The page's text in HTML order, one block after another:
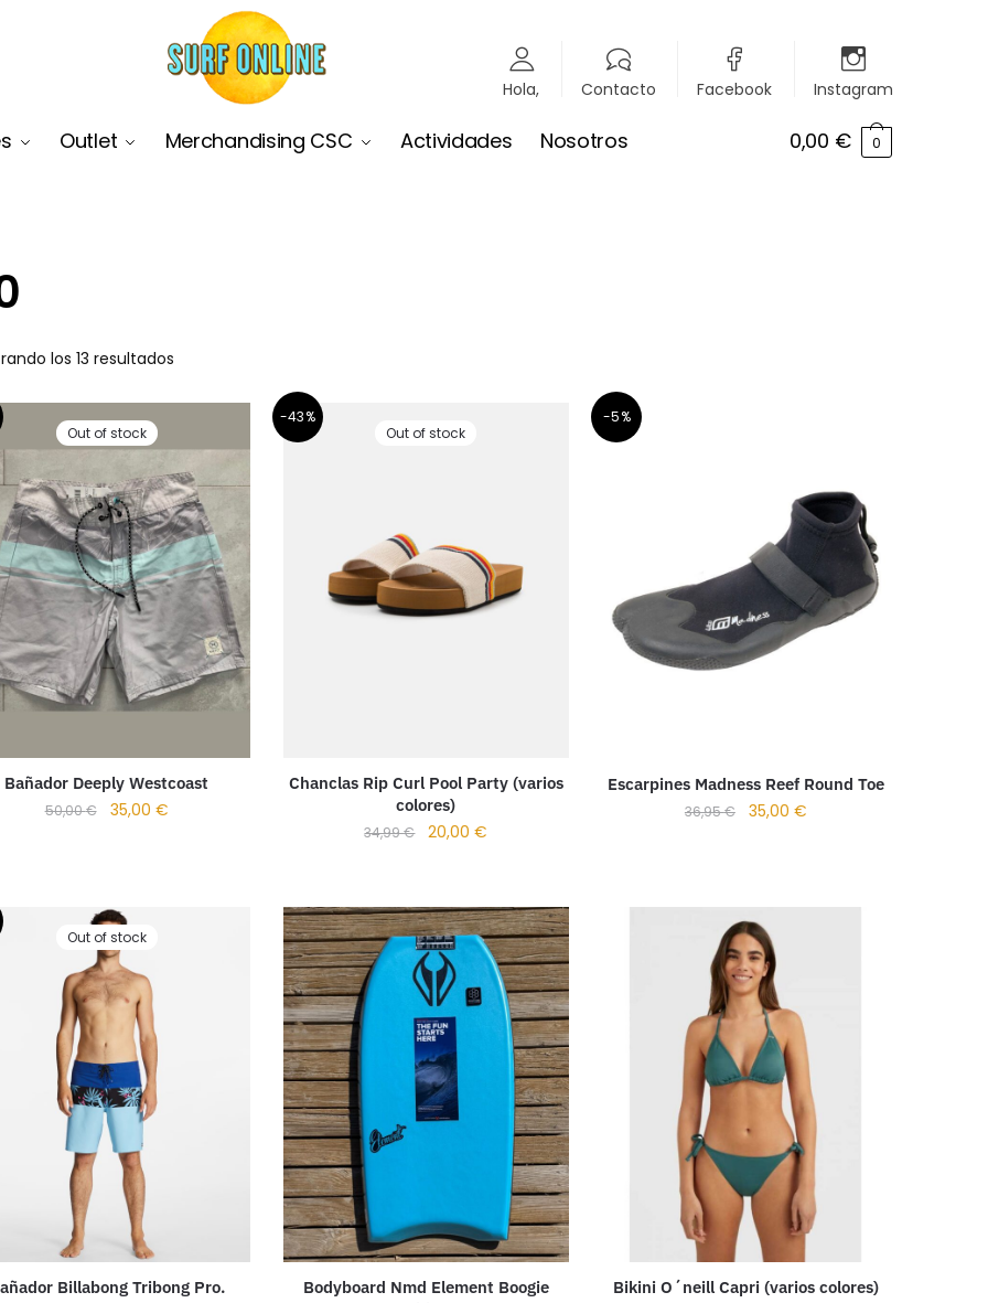
Hola, Contacto Facebook Instagram
Outlet Merchandising CSC Actividades Nosotros 0,00 € 0
los 13 resultados
Out of stock
Bañador Deeply Westcoast
50,00€ 35,00 €
-43%
Out of stock
Chanclas Rip Curl Pool Party (varios
colores)
34,99€ 20,00€
-5%
Escarpines Madness Reef Round Toe
36,95€ 35,00 €
Out of stock
Billabong Tribong Pro.
Bodyboard Nmd Element Boogie
Bikini O´neill Capri (varios colores)